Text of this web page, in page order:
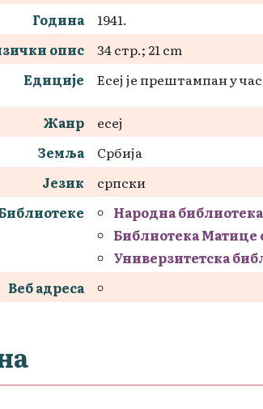
Година
1941.
опис
34 стр.; 21 cm
Едиције
Есеј је прештампан у
Жанр
есеј
Земља
Србија
Језик
српски
Народна
Библиотека Матице
Универзитетска
Веб адреса